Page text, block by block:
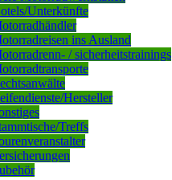
Unterkünfte
ins Ausland
/ sicherheitstrainings
Hersteller
Treffs